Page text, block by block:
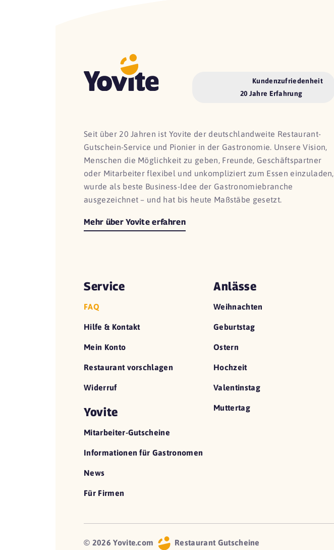
Kundenzufriedenheit
20 Jahre Erfahrung
Seit über 20 Jahren ist Yovite der deutschlandweite Restaurant-
Gutschein-Service und Pionier in der Gastronomie. Unsere Vision,
Menschen die Möglichkeit zu geben, Freunde, Geschäftspartner
oder Mitarbeiter flexibel und unkompliziert zum Essen einzuladen,
wurde als beste Business-Idee der Gastronomiebranche
ausgezeichnet – und hat bis heute Maßstäbe gesetzt.
Mehr über Yovite erfahren
Service
FAQ
Hilfe & Kontakt
Mein Konto
Restaurant vorschlagen
Widerruf
Yovite
Mitarbeiter-Gutscheine
Informationen für Gastronomen
News
Für Firmen
Anlässe
Weihnachten
Geburtstag
Ostern
Hochzeit
Valentinstag
Muttertag
© 2026 Yovite.com Restaurant Gutscheine